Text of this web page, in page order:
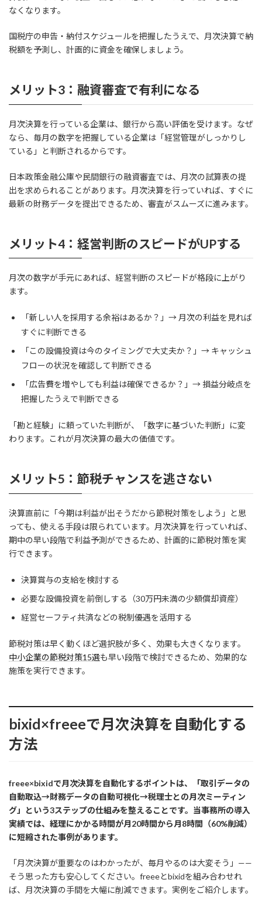
なくなります。
国税庁の申告・納付スケジュールを把握したうえで、月次決算で納
税額を予測し、計画的に資金を確保しましょう。
メリット3：融資審査で有利になる
月次決算を行っている企業は、銀行から高い評価を受けます。なぜ
なら、毎月の数字を把握している企業は「経営管理がしっかりし
ている」と判断されるからです。
日本政策金融公庫や民間銀行の融資審査では、月次の試算表の提
出を求められることがあります。月次決算を行っていれば、すぐに
最新の財務データを提出できるため、審査がスムーズに進みます。
メリット4：経営判断のスピードがUPする
月次の数字が手元にあれば、経営判断のスピードが格段に上がり
ます。
「新しい人を採用する余裕はあるか？」→ 月次の利益を見れば
すぐに判断できる
「この設備投資は今のタイミングで大丈夫か？」→ キャッシュ
フローの状況を確認して判断できる
「広告費を増やしても利益は確保できるか？」→ 損益分岐点を
把握したうえで判断できる
「勘と経験」に頼っていた判断が、「数字に基づいた判断」に変
わります。これが月次決算の最大の価値です。
メリット5：節税チャンスを逃さない
決算直前に「今期は利益が出そうだから節税対策をしよう」と思
っても、使える手段は限られています。月次決算を行っていれば、
期中の早い段階で利益予測ができるため、計画的に節税対策を実
行できます。
決算賞与の支給を検討する
必要な設備投資を前倒しする（30万円未満の少額償却資産）
経営セーフティ共済などの税制優遇を活用する
節税対策は早く動くほど選択肢が多く、効果も大きくなります。
中小企業の節税対策15選も早い段階で検討できるため、効果的な
施策を実行できます。
bixid×freeeで月次決算を自動化する
方法
freee×bixidで月次決算を自動化するポイントは、「取引データの
自動取込→財務データの自動可視化→税理士との月次ミーティン
グ」という3ステップの仕組みを整えることです。当事務所の導入
実績では、経理にかかる時間が月20時間から月8時間（60%削減）
に短縮された事例があります。
「月次決算が重要なのはわかったが、毎月やるのは大変そう」——
そう思った方も安心してください。freeeとbixidを組み合わせれ
ば、月次決算の手間を大幅に削減できます。実例をご紹介します。